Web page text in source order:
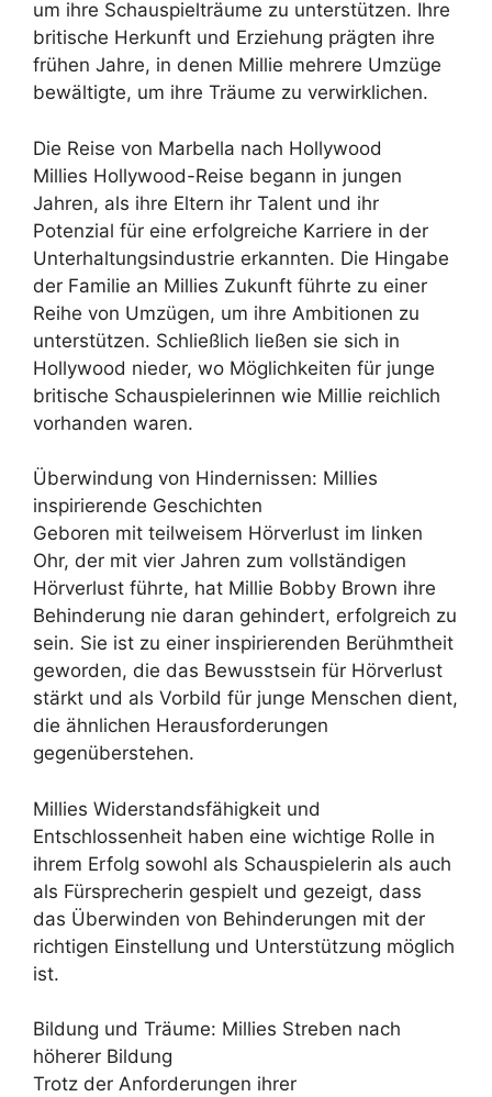
um ihre Schauspielträume zu unterstützen. Ihre
britische Herkunft und Erziehung prägten ihre
frühen Jahre, in denen Millie mehrere Umzüge
bewältigte, um ihre Träume zu verwirklichen.
Die Reise von Marbella nach Hollywood
Millies Hollywood-Reise begann in jungen
Jahren, als ihre Eltern ihr Talent und ihr
Potenzial für eine erfolgreiche Karriere in der
Unterhaltungsindustrie erkannten. Die Hingabe
der Familie an Millies Zukunft führte zu einer
Reihe von Umzügen, um ihre Ambitionen zu
unterstützen. Schließlich ließen sie sich in
Hollywood nieder, wo Möglichkeiten für junge
britische Schauspielerinnen wie Millie reichlich
vorhanden waren.
Überwindung von Hindernissen: Millies
inspirierende Geschichten
Geboren mit teilweisem Hörverlust im linken
Ohr, der mit vier Jahren zum vollständigen
Hörverlust führte, hat Millie Bobby Brown ihre
Behinderung nie daran gehindert, erfolgreich zu
sein. Sie ist zu einer inspirierenden Berühmtheit
geworden, die das Bewusstsein für Hörverlust
stärkt und als Vorbild für junge Menschen dient,
die ähnlichen Herausforderungen
gegenüberstehen.
Millies Widerstandsfähigkeit und
Entschlossenheit haben eine wichtige Rolle in
ihrem Erfolg sowohl als Schauspielerin als auch
als Fürsprecherin gespielt und gezeigt, dass
das Überwinden von Behinderungen mit der
richtigen Einstellung und Unterstützung möglich
ist.
Bildung und Träume: Millies Streben nach
höherer Bildung
Trotz der Anforderungen ihrer